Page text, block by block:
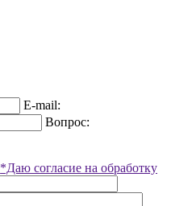
E-mail:
Вопрос:
*Даю согласие на обработку